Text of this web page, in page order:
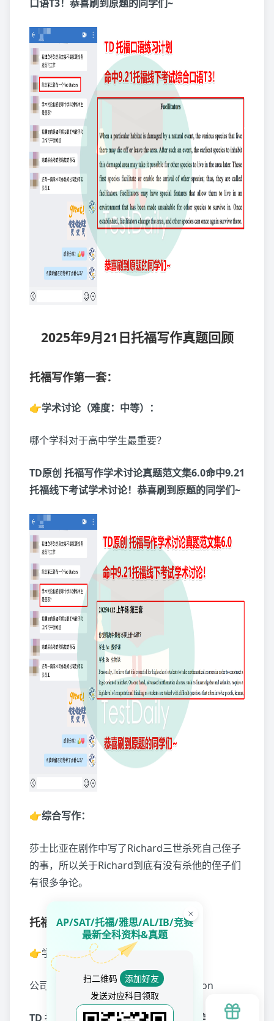
口语T3！恭喜刷到原题的同学们~
2025年9月21日托福写作真题回顾
托福写作第一套：
👉学术讨论（难度：中等）：
哪个学科对于高中学生最重要？
TD原创 托福写作学术讨论真题范文集6.0命中9.21
托福线下考试学术讨论！恭喜刷到原题的同学们~
👉综合写作：
莎士比亚在剧作中写了Richard三世杀死自己侄子
的事，所以关于Richard到底有没有杀他的侄子们
有很多争论。
托福写作第二套：
👉学术讨论（难度：中等）：
公司如何吸引员工？location/food option
TD 托福冲分集训命中9.21托福线下考试学术讨
AP/SAT/托福/雅思/AL/IB/竞赛
最新全科资料&真题
扫二维码
添加好友
发送对应科目领取